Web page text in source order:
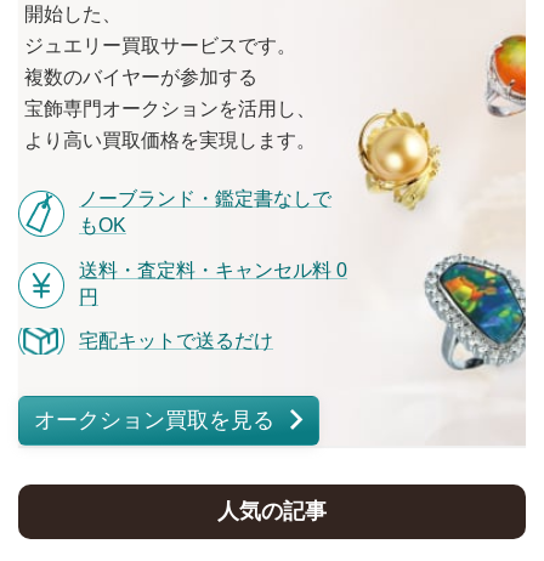
開始した、
ジュエリー買取サービスです。
複数のバイヤーが参加する
宝飾専門オークションを活用し、
より 高い買取価格を実現します。
ノーブランド・鑑定書なしで
もOK
送料・査定料・キャンセル料 0
円
宅配キットで送るだけ
オークション買取を見る
人気の記事